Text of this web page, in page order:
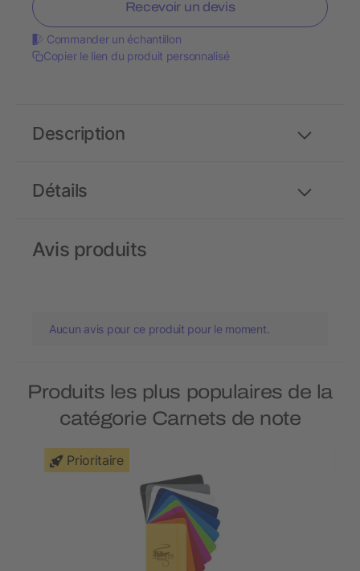
Recevoir un devis
Commander un échantillon
Copier le lien du produit personnalisé
Détails
Description
Avis produits
Aucun avis pour ce produit pour le moment.
Produits les plus populaires de la
catégorie Carnets de note
Prioritaire